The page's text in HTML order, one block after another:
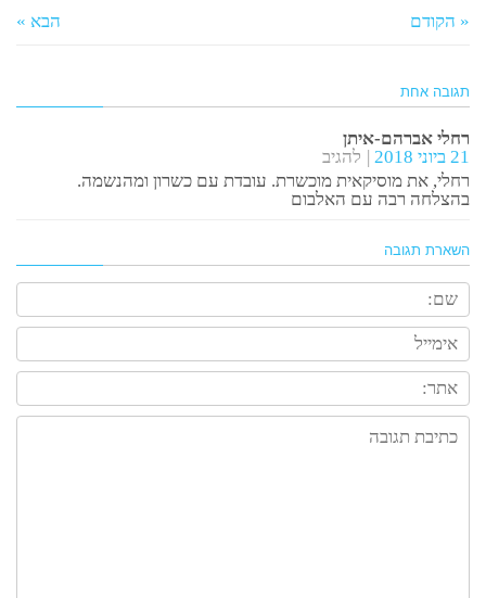
« הקודם הבא »
תגובה אחת
רחלי אברהם-איתן
21 ביוני 2018
להגיב
רחלי, את מוסיקאית מוכשרת. עובדת עם כשרון ומהנשמה.
בהצלחה רבה עם האלבום
השארת תגובה